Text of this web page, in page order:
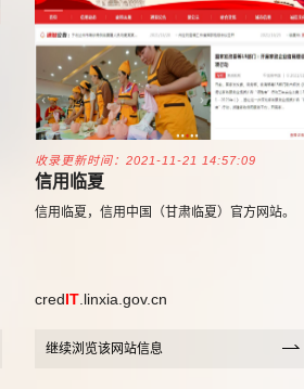
收录更新时间：2021-11-21 14:57:09
信用临夏
信用临夏，信用中国（甘肃临夏）官方网站。
credIT .linxia.gov.cn
继续浏览该网站信息